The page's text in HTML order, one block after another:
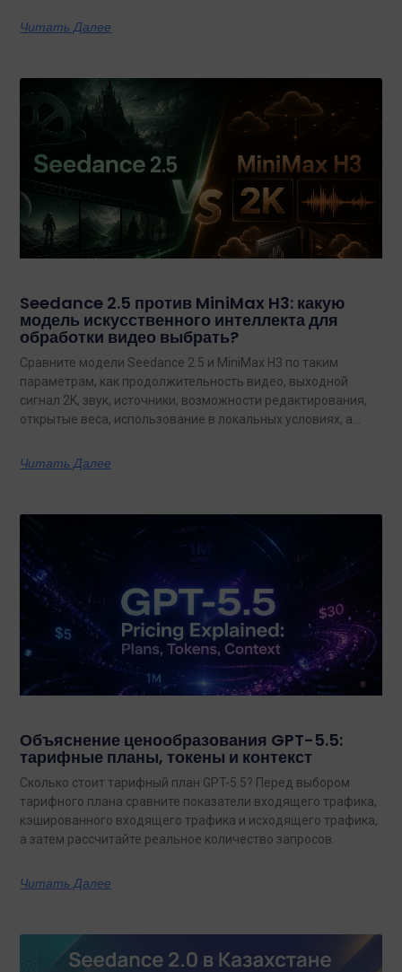
Читать Далее
Seedance 2.5 против MiniMax H3: какую
модель искусственного интеллекта для
обработки видео выбрать?
Сравните модели Seedance 2.5 и MiniMax H3 по таким
параметрам, как продолжительность видео, выходной
сигнал 2K, звук, источники, возможности редактирования,
открытые веса, использование в локальных условиях, а
конкретных задач на сегодняшний день.
Читать Далее
Объяснение ценообразования GPT-5.5:
тарифные планы, токены и контекст
Сколько стоит тарифный план GPT-5.5? Перед выбором
тарифного плана сравните показатели входящего трафика,
кэшированного входящего трафика и исходящего трафика,
а затем рассчитайте реальное количество запросов.
Читать Далее